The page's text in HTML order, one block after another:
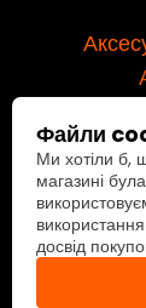
Файли
Ми хотіли б,
магазині
досвід